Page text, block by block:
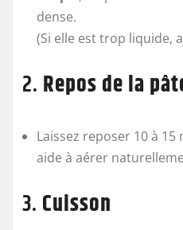
dense.
(Si elle est trop liquide,
2. Repos de la
Laissez reposer 10 à 15
aide à aérer
3. Cuisson